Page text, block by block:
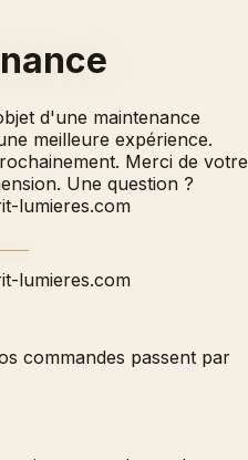
d'une maintenance
meilleure expérience.
Merci de votre
Une question ?
lumieres.com
lumieres.com
commandes passent par